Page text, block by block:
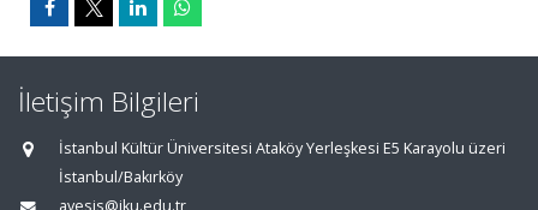
İletişim Bilgileri
İstanbul Kültür Üniversitesi Ataköy Yerleşkesi E5 Karayolu üzeri
İstanbul/Bakırköy
avesis@iku.edu.tr